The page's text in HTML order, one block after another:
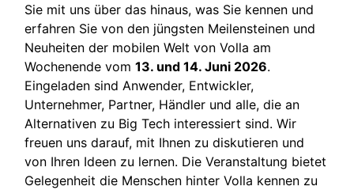
Sie mit uns über das hinaus, was Sie kennen und
erfahren Sie von den jüngsten Meilensteinen und
Neuheiten der mobilen Welt von Volla am
Wochenende vom13. und 14. Juni 2026.
Eingeladen sind Anwender, Entwickler,
Unternehmer, Partner, Händler und alle, die an
Alternativen zu Big Tech interessiert sind. Wir
freuen uns darauf, mit Ihnen zu diskutieren und
von Ihren Ideen zu lernen. Die Veranstaltung bietet
Gelegenheit die Menschen hinter Volla kennen zu